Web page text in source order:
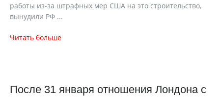
работы из-за штрафных мер США на это строительство,
вынудили РФ ...
Читать больше
После 31 января отношения Лондона с